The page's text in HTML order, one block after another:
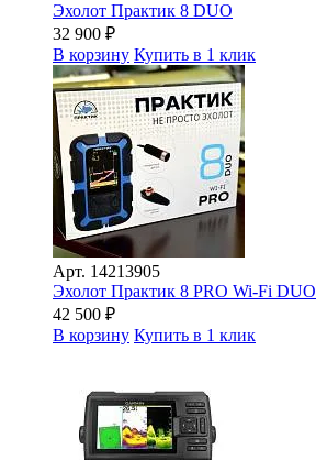
Эхолот Практик 8 DUO
32 900 ₽
В корзину Купить в 1 клик
Арт. 14213905
Эхолот Практик 8 PRO Wi-Fi DUO
42 500 ₽
В корзину Купить в 1 клик